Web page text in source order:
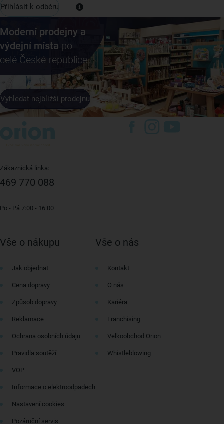
Přihlásit k odběru
Moderní prodejny a
výdejní místa po
celé České republice
Vyhledat nejbližší prodejnu
Zákaznická linka:
469 770 088
Po - Pá 7:00 - 16:00
Vše o nákupu
Jak objednat
Cena dopravy
Způsob dopravy
Reklamace
Ochrana osobních údajů
Pravidla soutěží
VOP
Informace o elektroodpadech
Nastavení cookies
Pozáruční servis
Vše o nás
Kontakt
O nás
Kariéra
Franchising
Velkoobchod Orion
Whistleblowing